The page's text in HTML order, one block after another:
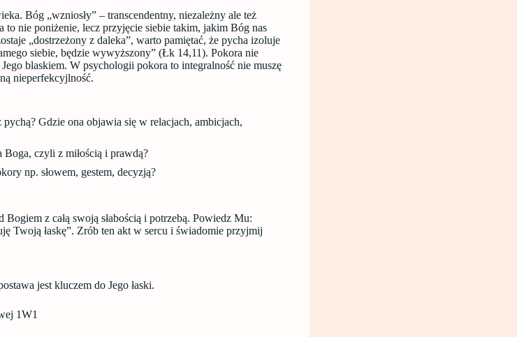
Bóg „wzniosły” – transcendentny, niezależny ale też
to nie poniżenie, lecz przyjęcie siebie takim, jakim Bóg nas
„dostrzeżony z daleka”, warto pamiętać, że pycha izoluje
siebie, będzie wywyższony” (Łk 14,11). Pokora nie
blaskiem. W psychologii pokora to integralność nie muszę
nieperfekcyjlność.
Gdzie ona objawia się w relacjach, ambicjach,
czyli z miłością i prawdą?
np. słowem, gestem, decyzją?
z całą swoją słabością i potrzebą. Powiedz Mu:
Twoją łaskę”. Zrób ten akt w sercu i świadomie przyjmij
jest kluczem do Jego łaski.
1W1